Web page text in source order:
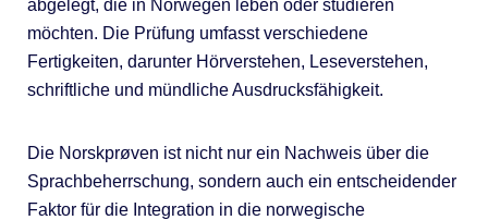
abgelegt, die in Norwegen leben oder studieren
möchten. Die Prüfung umfasst verschiedene
Fertigkeiten, darunter Hörverstehen, Leseverstehen,
schriftliche und mündliche Ausdrucksfähigkeit.
Die Norskprøven ist nicht nur ein Nachweis über die
Sprachbeherrschung, sondern auch ein entscheidender
Faktor für die Integration in die norwegische